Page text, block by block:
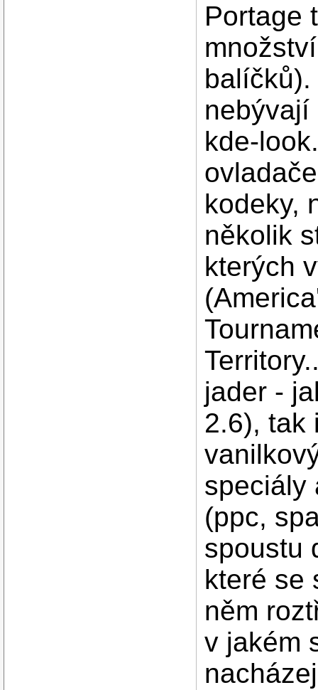
Portage
nebývají
kde-
kodeky,
několik
kterých
jader -
2.6), tak
speciály
(ppc,
spoustu
které se
něm
v jakém